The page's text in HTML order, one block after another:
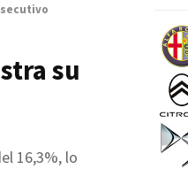
su
16,3%, lo